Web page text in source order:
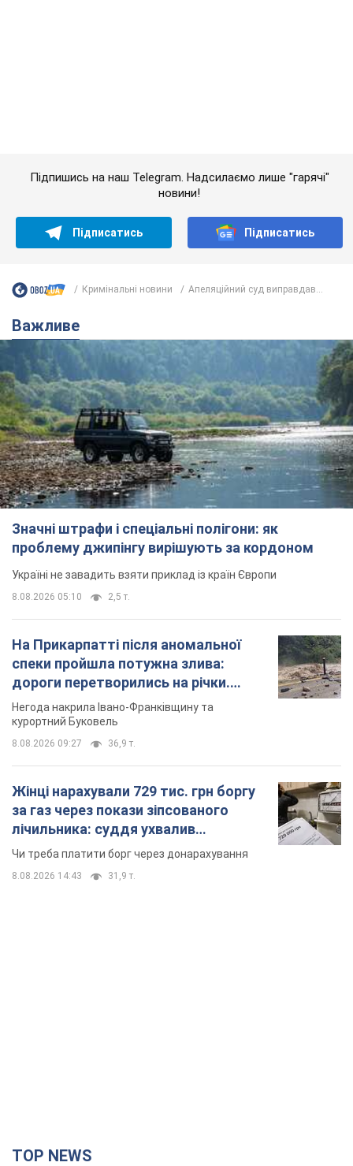
Підпишись на наш Telegram. Надсилаємо лише "гарячі"
новини!
Підписатись Підписатись
Кримінальні новини Апеляційний суд виправдав...
Важливе
Значні штрафи і спеціальні полігони: як
проблему джипінгу вирішують за кордоном
Україні не завадить взяти приклад із країн Європи
8.08.2026 05:10 2,5 т.
На Прикарпатті після аномальної
спеки пройшла потужна злива:
дороги перетворились на річки.
Відео
Негода накрила Івано-Франківщину та
курортний Буковель
8.08.2026 09:27 36,9 т.
Жінці нарахували 729 тис. грн боргу
за газ через покази зіпсованого
лічильника: суддя ухвалив
неочікуване рішення
Чи треба платити борг через донарахування
8.08.2026 14:43 31,9 т.
TOP NEWS